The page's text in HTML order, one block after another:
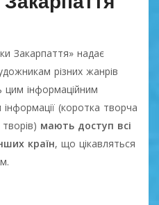
Закарпаття» надає
різних жанрів
цим інформаційним
(коротка творча
мають доступ всі
країн, що цікавляться